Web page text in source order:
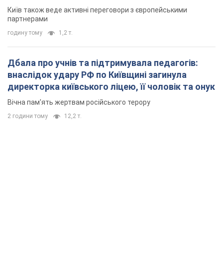
Київ також веде активні переговори з європейськими
партнерами
годину тому 1,2 т.
Дбала про учнів та підтримувала педагогів:
внаслідок удару РФ по Київщині загинула
директорка київського ліцею, її чоловік та онук
Вічна пам'ять жертвам російського терору
2 години тому 12,2 т.